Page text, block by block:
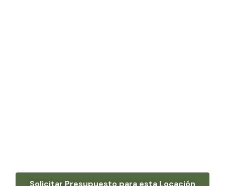
Solicitar Presupuesto para esta Locación